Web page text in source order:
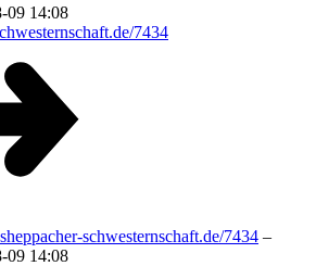
09 14:08
7434
schwesternschaft.de/7434 –
09 14:08